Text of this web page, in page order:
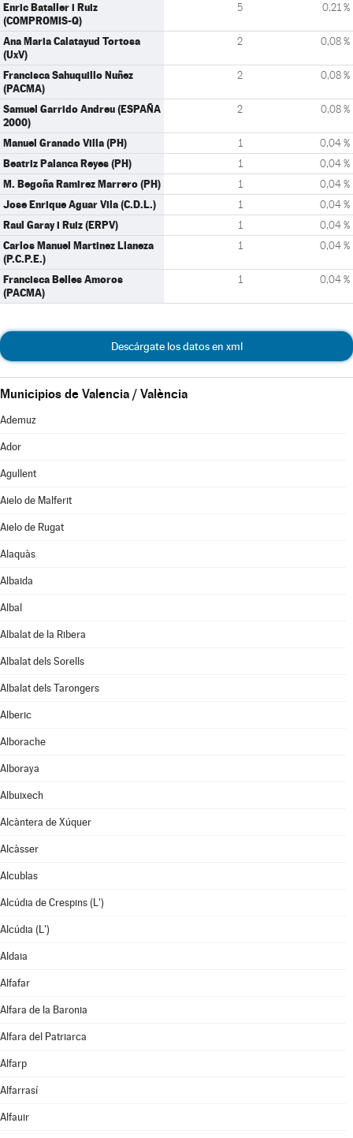
Enric Bataller i Ruiz
(COMPROMIS-Q)
5 0,21 %
Ana Maria Calatayud Tortosa
(UxV)
2 0,08 %
Francisca Sahuquillo Nuñez
(PACMA)
2 0,08 %
Samuel Garrido Andreu (ESPAÑA
2000)
2 0,08 %
Manuel Granado Villa (PH) 1 0,04 %
Beatriz Palanca Reyes (PH) 1 0,04 %
M. Begoña Ramirez Marrero (PH) 1 0,04 %
Jose Enrique Aguar Vila (C.D.L.) 1 0,04 %
Raul Garay i Ruiz (ERPV) 1 0,04 %
Carlos Manuel Martinez Llaneza
(P.C.P.E.)
1 0,04 %
Francisca Belles Amoros
(PACMA)
1 0,04 %
Descárgate los datos en xml
Municipios de Valencia / València
Ademuz
Ador
Agullent
Aielo de Malferit
Aielo de Rugat
Alaquàs
Albaida
Albal
Albalat de la Ribera
Albalat dels Sorells
Albalat dels Tarongers
Alberic
Alborache
Alboraya
Albuixech
Alcàntera de Xúquer
Alcàsser
Alcublas
Alcúdia de Crespins (L')
Alcúdia (L')
Aldaia
Alfafar
Alfara de la Baronia
Alfara del Patriarca
Alfarp
Alfarrasí
Alfauir